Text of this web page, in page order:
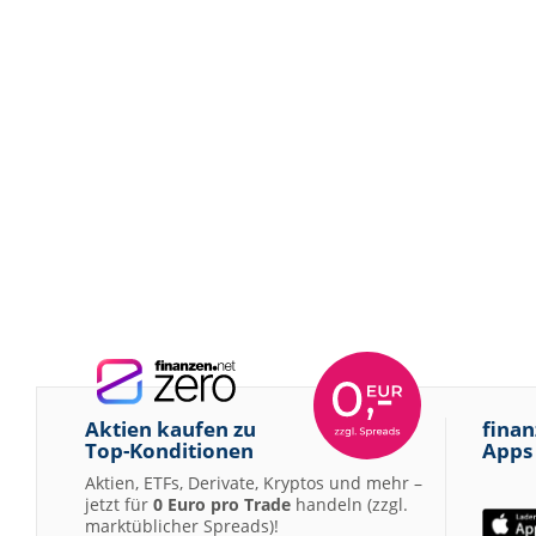
Aktien kaufen zu
Top-Konditionen
Aktien, ETFs, Derivate, Kryptos und mehr –
jetzt für 0 Euro pro Trade handeln (zzgl.
marktüblicher Spreads)!
Apps